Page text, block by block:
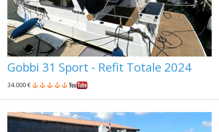
Gobbi 31 Sport - Refit Totale 2024
34.000 €